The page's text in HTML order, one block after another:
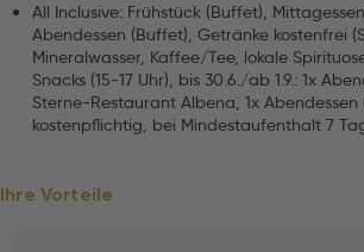
All Inclusive: Frühstück (Buffet),
Abendessen (Buffet), Getränke kostenfrei
Mineralwasser, Kaffee/Tee, lokale
Snacks (15-17 Uhr), bis 30.6./ab 1.9.: 1x
Sterne-Restaurant Albena, 1x Abendessen
kostenpflichtig, bei Mindestaufenthalt 7
Ihre Vorteile